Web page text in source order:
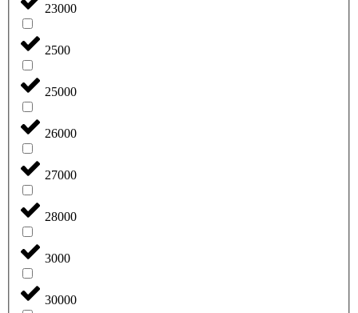
23000
2500
25000
26000
27000
28000
3000
30000